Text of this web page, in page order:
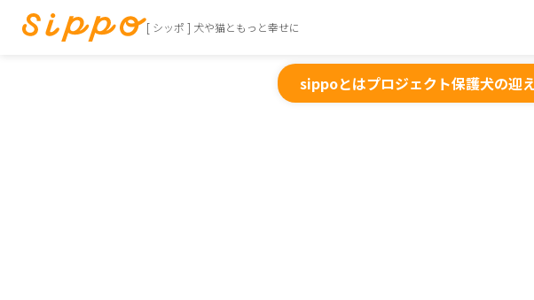
[ シッポ ] 犬や猫ともっと幸せに
sippoとはプロジェクト保護犬の迎